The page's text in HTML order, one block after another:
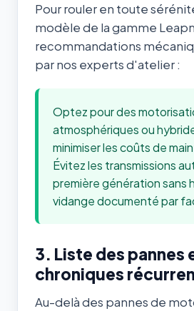
Pour rouler en toute
modèle de la gamme
recommandations
par nos experts d'atelier :
Optez pour des
atmosphériques ou
minimiser les coûts de
Évitez les transmissions
première génération sans
vidange documenté par
3. Liste des pannes
chroniques
Au-delà des pannes de